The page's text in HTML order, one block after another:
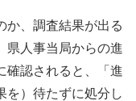
、調査結果が出る
県人事当局からの進
確認されると、「進
を）待たずに処分し